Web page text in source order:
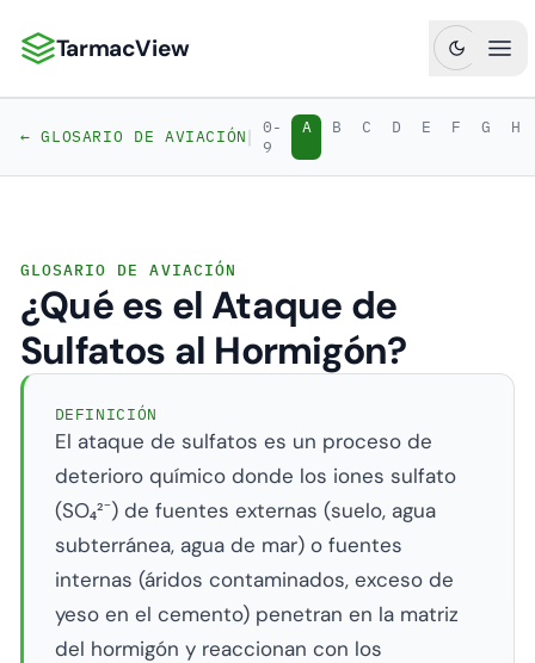
TarmacView: Análisis de Aviación de Precisión
TarmacView
← GLOSARIO DE AVIACIÓN| 0-
9
A B C D E F G H
GLOSARIO DE AVIACIÓN
¿Qué es el Ataque de
Sulfatos al Hormigón?
DEFINICIÓN
El ataque de sulfatos es un proceso de
deterioro químico donde los iones sulfato
(SO₄²⁻) de fuentes externas (suelo, agua
subterránea, agua de mar) o fuentes
internas (áridos contaminados, exceso de
yeso en el cemento) penetran en la matriz
del hormigón y reaccionan con los